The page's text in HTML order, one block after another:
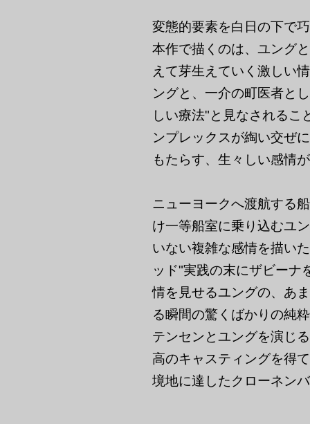
変態的要素を白日の下で
本作で描くのは、ユング
えて芽生えていく激しい
ングと、一介の町医者と
しい療法"と見なされるこ
ンプレックスが綯い交ぜ
もたらす、生々しい感情
ニューヨークへ渡航する
け一等船室に乗り込むユ
いない複雑な感情を描い
ッド"実践の末にザビーナ
情を見せるユングの、あ
る瞬間の驚くばかりの純
テンセンとユングを演じ
高のキャスティングを得
境地に達したクローネン